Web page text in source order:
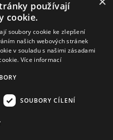
a.s. Všechna práva vyhrazena.
zpracovávaných údajů
používají
cookie.
soubory cookie ke zlepšení
našich webových stránek
v souladu s našimi zásadami
Více informací
SOUBORY CÍLENÍ